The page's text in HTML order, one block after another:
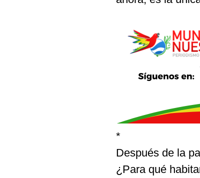
*
Después de la
¿Para qué